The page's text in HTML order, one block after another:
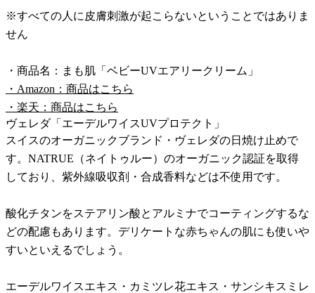
※すべての人に皮膚刺激が起こらないということではありま
せん
・商品名：まも肌「ベビーUVエアリークリーム」
・Amazon：商品はこちら
・楽天：商品はこちら
ヴェレダ「エーデルワイスUVプロテクト」
スイスのオーガニックブランド・ヴェレダの日焼け止めで
す。NATRUE（ネイトゥルー）のオーガニック認証を取得
しており、紫外線吸収剤・合成香料などは不使用です。
酸化チタンをステアリン酸とアルミナでコーティングするな
どの配慮もあります。デリケートな赤ちゃんの肌にも使いや
すいといえるでしょう。
エーデルワイスエキス・カミツレ花エキス・サンシキスミレ